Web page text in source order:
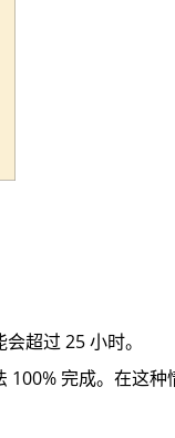
超过 25 小时。
100% 完成。在这种